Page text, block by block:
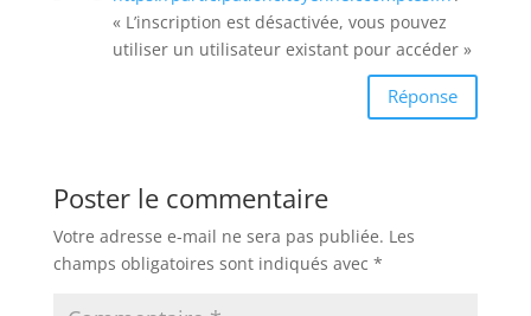
« L’inscription est désactivée, vous pouvez
utiliser un utilisateur existant pour accéder »
Réponse
Poster le commentaire
Votre adresse e-mail ne sera pas publiée. Les
champs obligatoires sont indiqués avec *